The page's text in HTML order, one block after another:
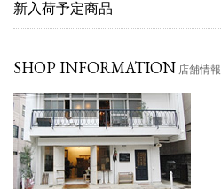
新入荷予定商品
SHOP INFORMATION 店舗情報